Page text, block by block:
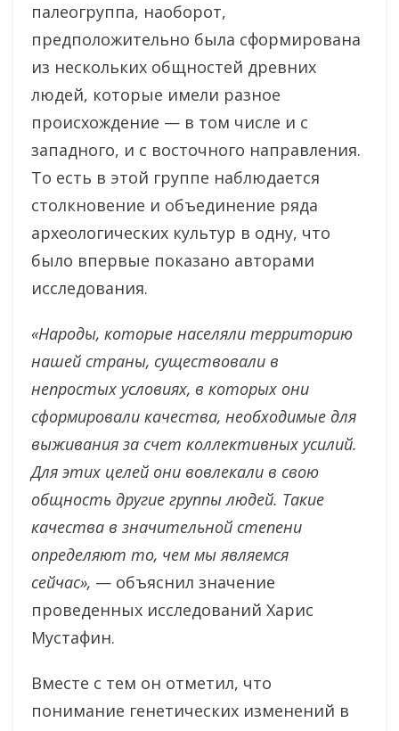
палеогруппа, наоборот,
предположительно была сформирована
из нескольких общностей древних
людей, которые имели разное
происхождение — в том числе и с
западного, и с восточного направления.
То есть в этой группе наблюдается
столкновение и объединение ряда
археологических культур в одну, что
было впервые показано авторами
исследования.
«Народы, которые населяли территорию
нашей страны, существовали в
непростых условиях, в которых они
сформировали качества, необходимые для
выживания за счет коллективных усилий.
Для этих целей они вовлекали в свою
общность другие группы людей. Такие
качества в значительной степени
определяют то, чем мы являемся
сейчас», — объяснил значение
проведенных исследований Харис
Мустафин.
Вместе с тем он отметил, что
понимание генетических изменений в